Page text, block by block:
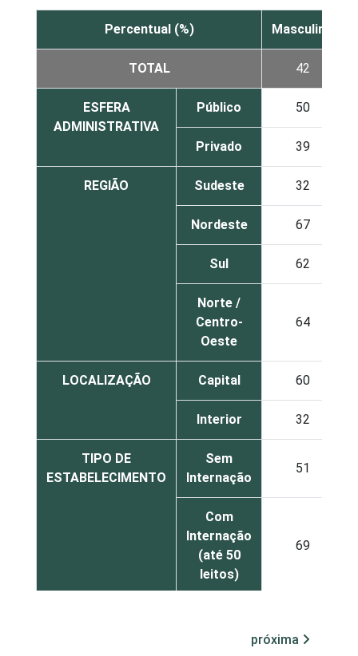
Percentual (%) Masculino
TOTAL 42
ESFERA
ADMINISTRATIVA
Público 50
Privado 39
REGIÃO Sudeste 32
Nordeste 67
Sul 62
Norte /
Centro-
Oeste
64
LOCALIZAÇÃO Capital 60
Interior 32
TIPO DE
ESTABELECIMENTO
Sem
Internação
51
Com
Internação
(até 50
leitos)
69
36
próxima